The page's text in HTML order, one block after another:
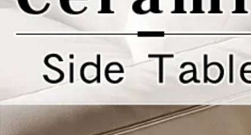
テーブル・机/セ